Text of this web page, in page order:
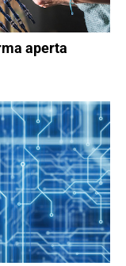
aperta